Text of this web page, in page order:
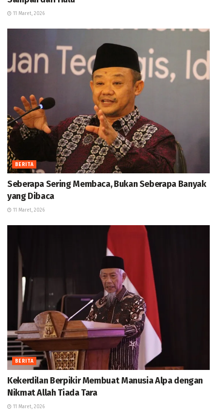
11 Maret, 2026
BERITA
Seberapa Sering Membaca, Bukan Seberapa Banyak
yang Dibaca
11 Maret, 2026
BERITA
Kekerdilan Berpikir Membuat Manusia Alpa dengan
Nikmat Allah Tiada Tara
11 Maret, 2026